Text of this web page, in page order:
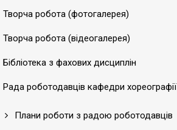
Творча робота (фотогалерея)
Творча робота (відеогалерея)
Бібліотека з фахових дисциплін
Рада роботодавців кафедри хореографії
Плани роботи з радою роботодавців